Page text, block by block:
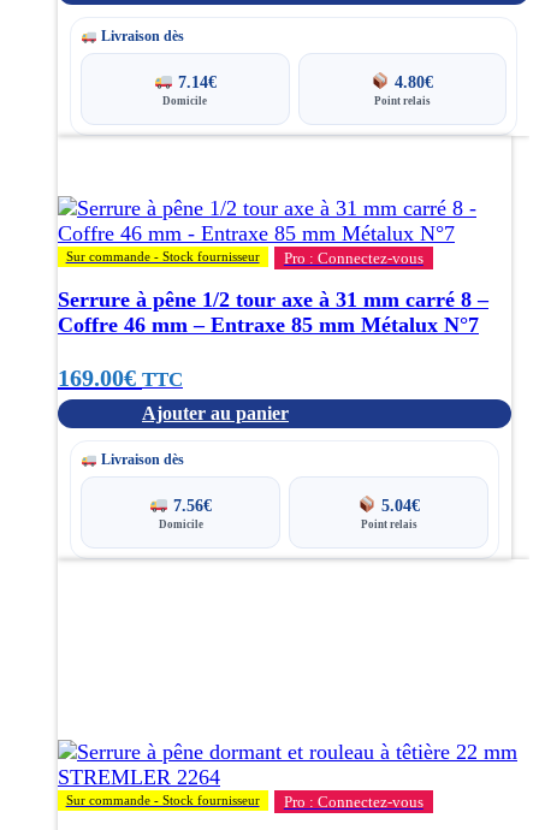
à
page Livraison dès
7.14€
Domicile
4.80€
Point relais
Sur commande - Stock fournisseur Pro : Connectez-vous
Serrure à pêne 1/2 tour axe à 31 mm carré 8 –
Coffre 46 mm – Entraxe 85 mm Métalux N°7
169.00€ TTC
Ajouter au panier
Livraison dès
7.56€
Domicile
5.04€
Point relais
Sur commande - Stock fournisseur Pro : Connectez-vous
peuvent
être
choisies